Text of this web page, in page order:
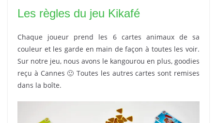
Les règles du jeu Kikafé
Chaque joueur prend les 6 cartes animaux de sa
couleur et les garde en main de façon à toutes les voir.
Sur notre jeu, nous avons le kangourou en plus, goodies
reçu à Cannes 🙂 Toutes les autres cartes sont remises
dans la boîte.